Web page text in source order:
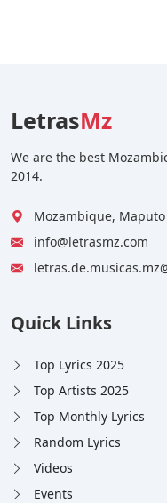
LetrasMz
We are the best
2014.
Mozambique, Maputo
info@letrasmz.com
Quick Links
Top Lyrics 2025
Top Artists 2025
Top Monthly Lyrics
Random Lyrics
Videos
Events